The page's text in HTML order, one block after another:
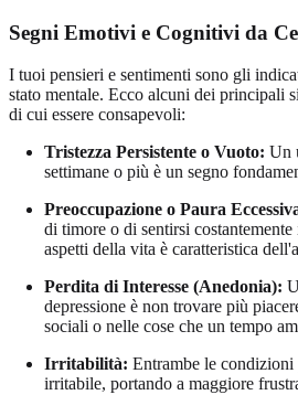
Segni Emotivi e Cognitivi da
I tuoi pensieri e sentimenti sono gli
stato mentale. Ecco alcuni dei principali
di cui essere consapevoli:
Tristezza Persistente o Vuoto: Un
settimane o più è un segno
Preoccupazione o Paura
di timore o di sentirsi
aspetti della vita è caratteristica
Perdita di Interesse (Anedonia):
depressione è non trovare più
sociali o nelle cose che un tempo
Irritabilità: Entrambe le condizioni
irritabile, portando a maggiore